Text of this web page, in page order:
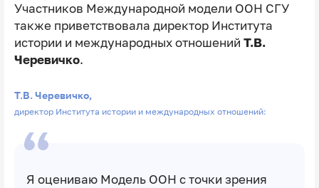
Участников Международной модели ООН СГУ
также приветствовала директор Института
истории и международных отношений Т.В.
Черевичко.
Т.В. Черевичко,
директор Института истории и международных отношений:
Я оцениваю Модель ООН с точки зрения